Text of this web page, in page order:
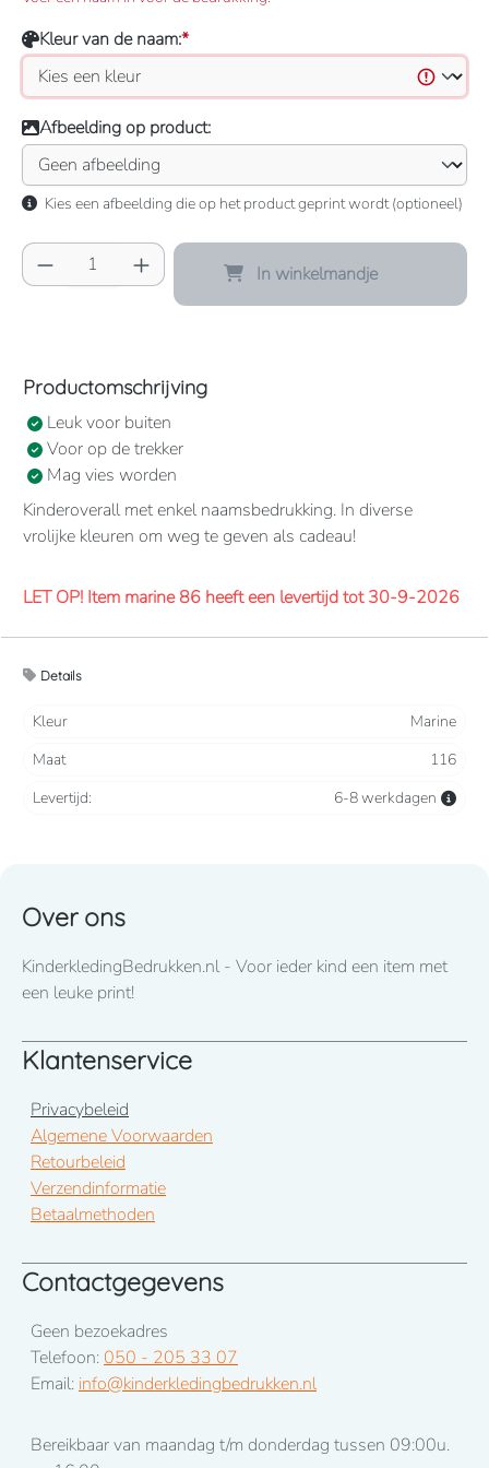
Kleur van de naam:*
Afbeelding op product:
Kies een afbeelding die op het product geprint wordt (optioneel)
Producthoeveelheid: Voer de gewenste
In winkelmandje
Productomschrijving
Leuk voor buiten
Voor op de trekker
Mag vies worden
Kinderoverall met enkel naamsbedrukking. In diverse
vrolijke kleuren om weg te geven als cadeau!
LET OP! Item marine 86 heeft een levertijd tot 30-9-2026
Verdekte 2-weg ritssluiting en elastiek in rug/taille.
2 borstzakken met klep, 2 zijzakken, 2 intasten, achterzak
Levertijd mits voorradig bij de fabrikant
ons op te nemen! 050-2053307
Details
Kleur
Marine
Maat
116
Levertijd:
6-8 werkdagen
Over ons
KinderkledingBedrukken.nl - Voor ieder kind een item met
een leuke print!
Klantenservice
Privacybeleid
Algemene Voorwaarden
Retourbeleid
Verzendinformatie
Betaalmethoden
Contactgegevens
Geen bezoekadres
Telefoon: 050 - 205 33 07
Email: info@kinderkledingbedrukken.nl
Bereikbaar van maandag t/m donderdag tussen 09:00u.